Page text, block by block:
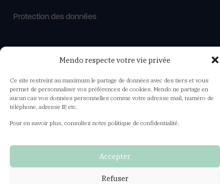
Mendo respecte votre vie privée
Ce site restreint au maximum le partage de données avec des tiers et vous
permet de personnaliser vos préférences de cookies. Mendo ne partage en
aucun cas vos données personnelles comme votre adresse mail, numéro de
téléphone, adresse IP, etc.
Pour en savoir plus, consultez notre politique de confidentialité.
Accepter
Refuser
Protection des données